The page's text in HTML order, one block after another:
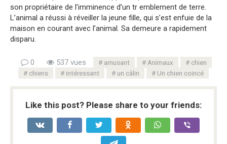
son propriétaire de l’imminence d’un tr emblement de terre.
L’animal a réussi à réveiller la jeune fille, qui s’est enfuie de la
maison en courant avec l’animal. Sa demeure a rapidement
disparu.
0 537 vues amusant Animaux
chien
chiens
intéressant un câlin Un chien coincé
Like this post? Please share to your friends: